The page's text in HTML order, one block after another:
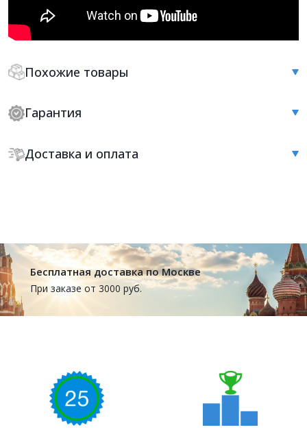
Похожие товары
Гарантия
Доставка и оплата
Бесплатная доставка по Москве
При заказе от 3000 руб.